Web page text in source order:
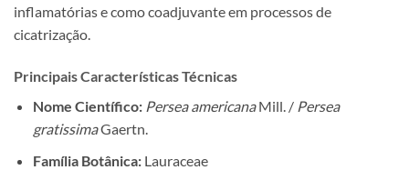
inflamatórias e como coadjuvante em processos de
cicatrização.
Principais Características Técnicas
Nome Científico: Persea americanaMill. / Persea
gratissimaGaertn.
Família Botânica:Lauraceae